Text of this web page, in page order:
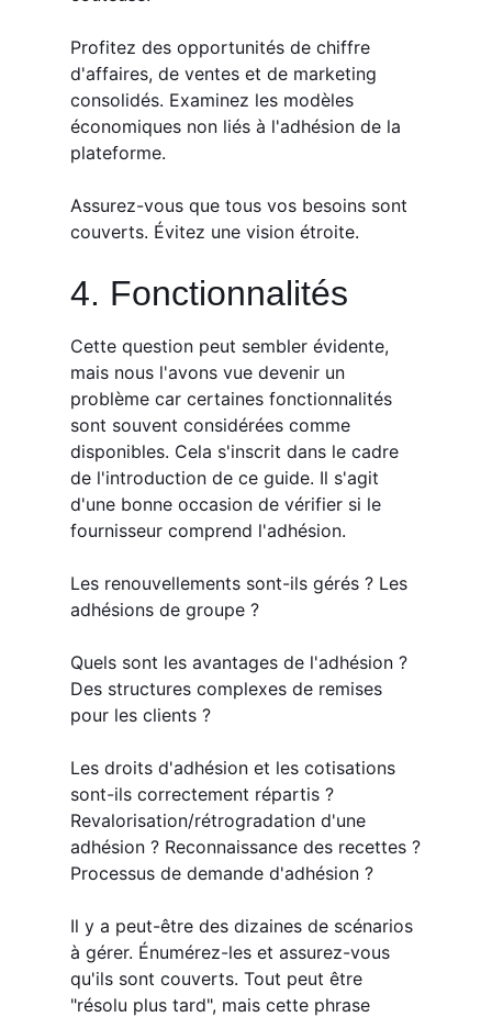
Profitez des opportunités de chiffre
d'affaires, de ventes et de marketing
consolidés. Examinez les modèles
économiques non liés à l'adhésion de la
plateforme.
Assurez-vous que tous vos besoins sont
couverts. Évitez une vision étroite.
4. Fonctionnalités
Cette question peut sembler évidente,
mais nous l'avons vue devenir un
problème car certaines fonctionnalités
sont souvent considérées comme
disponibles. Cela s'inscrit dans le cadre
de l'introduction de ce guide. Il s'agit
d'une bonne occasion de vérifier si le
fournisseur comprend l'adhésion.
Les renouvellements sont-ils gérés ? Les
adhésions de groupe ?
Quels sont les avantages de l'adhésion ?
Des structures complexes de remises
pour les clients ?
Les droits d'adhésion et les cotisations
sont-ils correctement répartis ?
Revalorisation/rétrogradation d'une
adhésion ? Reconnaissance des recettes ?
Processus de demande d'adhésion ?
Il y a peut-être des dizaines de scénarios
à gérer. Énumérez-les et assurez-vous
qu'ils sont couverts. Tout peut être
"résolu plus tard", mais cette phrase